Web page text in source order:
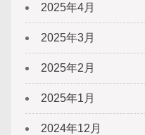
2025年4月
2025年3月
2025年2月
2025年1月
2024年12月